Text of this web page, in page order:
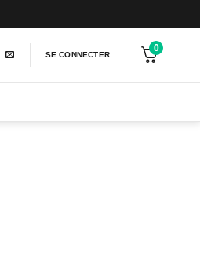
SE CONNECTER
0